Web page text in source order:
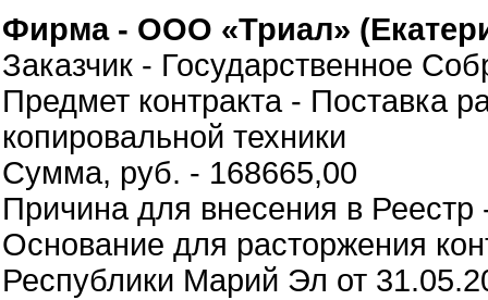
Фирма - ООО «Триал»
Заказчик - Государственное
Предмет контракта - Поставка
копировальной техники
Сумма, руб. - 168665,00
Причина для внесения в Реестр
Основание для расторжения
Республики Марий Эл от